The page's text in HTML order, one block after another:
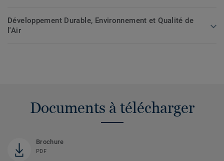
Développement Durable, Environnement et Qualité de
l'Air
Documents à télécharger
Brochure
PDF